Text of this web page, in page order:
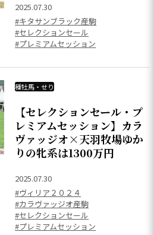
2025.07.30
#キタサンブラック産駒
#セレクションセール
#プレミアムセッション
種牡馬・せり
【セレクションセール・プ
レミアムセッション】カラ
ヴァッジオ×天羽牧場ゆか
りの牝系は1300万円
2025.07.30
#ヴィリア２０２４
#カラヴァッジオ産駒
#セレクションセール
#プレミアムセッション